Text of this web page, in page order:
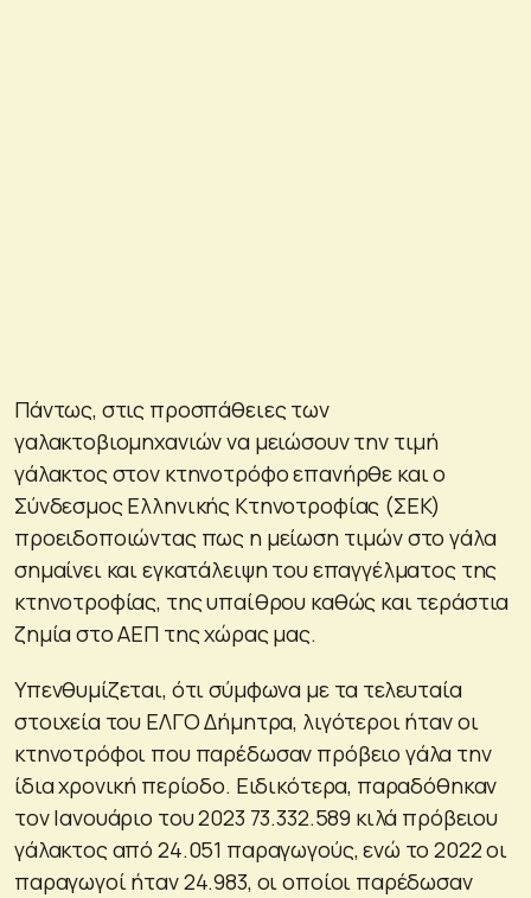
Πάντως, στις προσπάθειες των
γαλακτοβιομηχανιών να μειώσουν την τιμή
γάλακτος στον κτηνοτρόφο επανήρθε και ο
Σύνδεσμος Ελληνικής Κτηνοτροφίας (ΣΕΚ)
προειδοποιώντας πως η μείωση τιμών στο γάλα
σημαίνει και εγκατάλειψη του επαγγέλματος της
κτηνοτροφίας, της υπαίθρου καθώς και τεράστια
ζημία στο ΑΕΠ της χώρας μας.
Υπενθυμίζεται, ότι σύμφωνα με τα τελευταία
στοιχεία του ΕΛΓΟ Δήμητρα, λιγότεροι ήταν οι
κτηνοτρόφοι που παρέδωσαν πρόβειο γάλα την
ίδια χρονική περίοδο. Ειδικότερα, παραδόθηκαν
τον Ιανουάριο του 2023 73.332.589 κιλά πρόβειου
γάλακτος από 24.051 παραγωγούς, ενώ το 2022 οι
παραγωγοί ήταν 24.983, οι οποίοι παρέδωσαν